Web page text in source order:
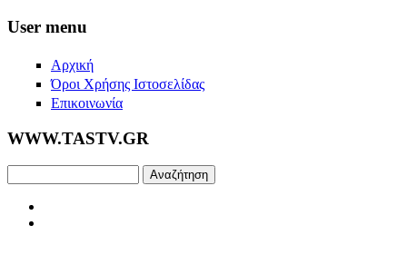
Skip to main content
User menu
Αρχική
Όροι Χρήσης Ιστοσελίδας
Επικοινωνία
WWW.TASTV.GR